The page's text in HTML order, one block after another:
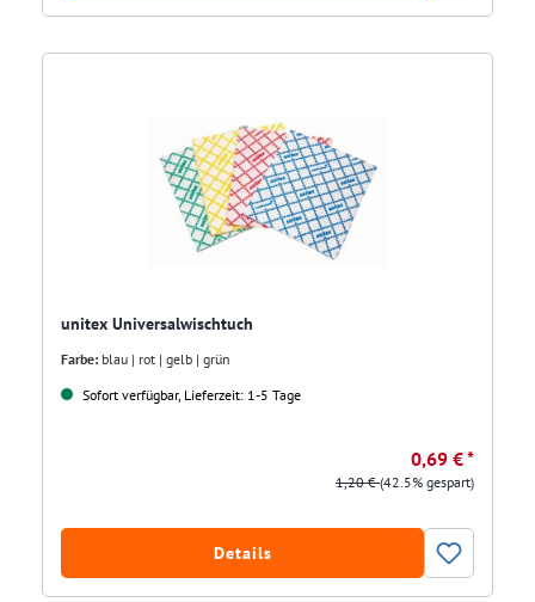
unitex Universalwischtuch
Farbe: blau | rot | gelb | grün
Sofort verfügbar, Lieferzeit: 1-5 Tage
0,69 € *
1,20 €(42.5% gespart)
Details